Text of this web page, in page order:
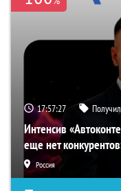
17:57:26
Интенсив
еще нет
Россия